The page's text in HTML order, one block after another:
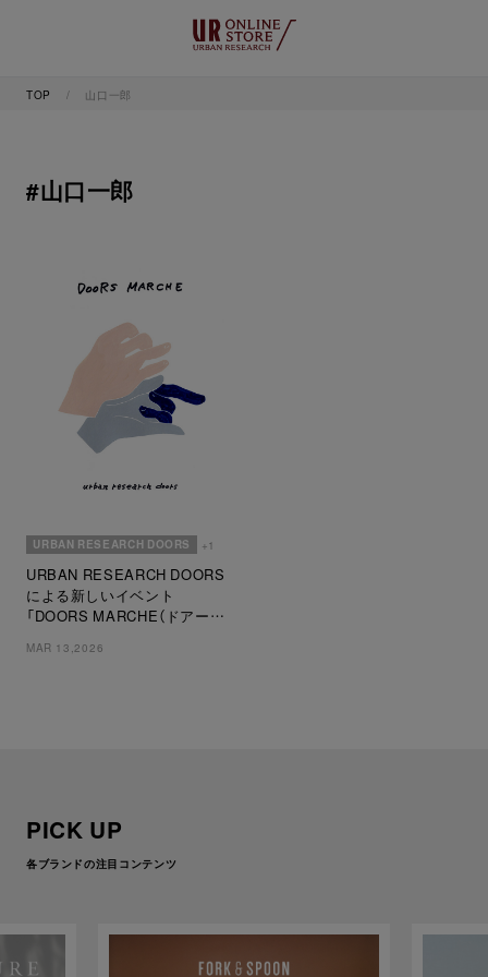
TOP 山口一郎
#山口一郎
URBAN RESEARCH DOORS +1
URBAN RESEARCH DOORS
による新しいイベント
「DOORS MARCHE（ドアーズ
4月5日(日)に初開催
MAR 13,2026
PICK UP
各ブランドの注目コンテンツ